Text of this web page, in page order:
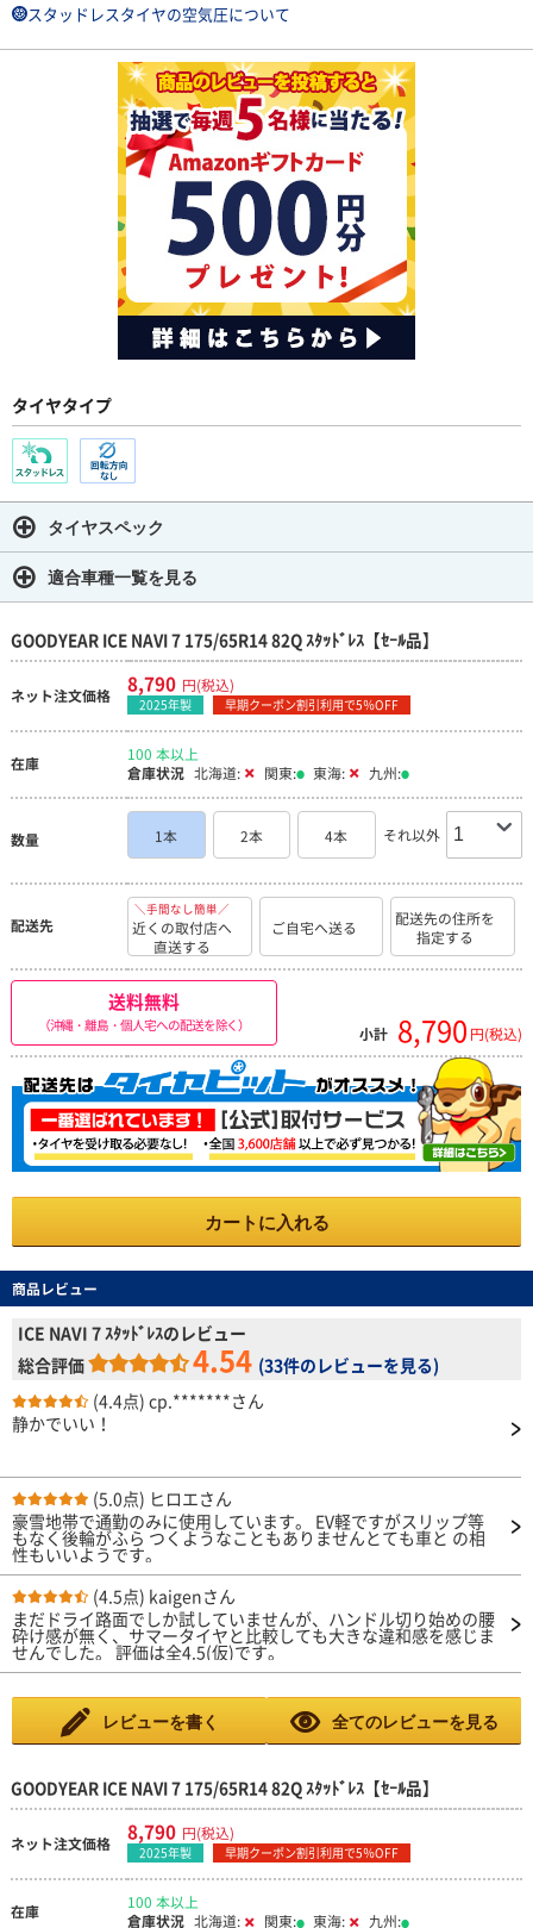
スタッドレスタイヤの空気圧について
タイヤタイプ
タイヤスペック
適合車種一覧を見る
GOODYEAR ICE NAVI 7 175/65R14 82Q ｽﾀｯﾄﾞﾚｽ【ｾｰﾙ品】
ネット注文価格 8,790 円(税込)
2025年製 早期クーポン割引利用で5％OFF
在庫
100 本以上
倉庫状況 北海道: 関東: 東海: 九州:
数量 1本 2本 4本 それ以外
配送先
＼手間なし簡単／
近くの取付店へ
直送する
ご自宅へ送る
配送先の住所を
指定する
送料無料
（沖縄・離島・個人宅への配送を除く） 小計 8,790 円(税込)
カートに入れる
商品レビュー
ICE NAVI 7 ｽﾀｯﾄﾞﾚｽのレビュー
総合評価
4.54 (33件のレビューを見る)
(4.4点) cp.*******さん
静かでいい！
(5.0点) ヒロエさん
豪雪地帯で通勤のみに使用しています。 EV軽ですがスリップ等
もなく後輪がふら つくようなこともありませんとても車と の相
性もいいようです。
(4.5点) kaigenさん
まだドライ路面でしか試していませんが、ハンドル切り始めの腰
砕け感が無く、サマータイヤと比較しても大きな違和感を感じま
せんでした。 評価は全4.5(仮)です。
レビューを書く 全てのレビューを見る
GOODYEAR ICE NAVI 7 175/65R14 82Q ｽﾀｯﾄﾞﾚｽ【ｾｰﾙ品】
ネット注文価格 8,790 円(税込)
2025年製 早期クーポン割引利用で5％OFF
在庫
100 本以上
倉庫状況 北海道: 関東: 東海: 九州: